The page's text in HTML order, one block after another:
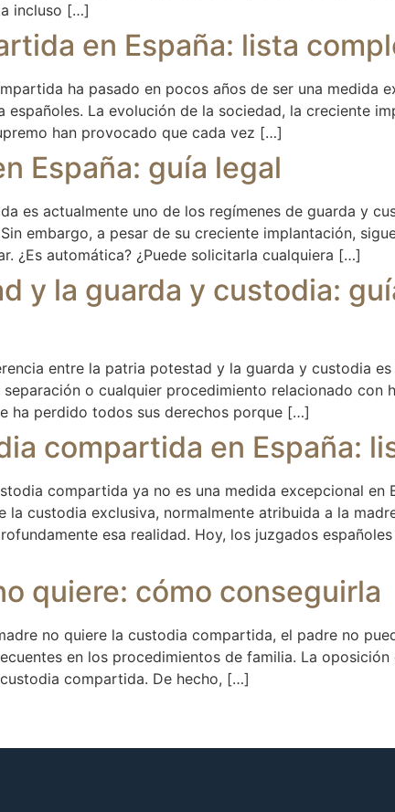
incluso […]
en España: lista
ha pasado en pocos años de ser una medida
La evolución de la sociedad, la creciente
han provocado que cada vez […]
España: guía legal
es actualmente uno de los regímenes de guarda y
embargo, a pesar de su creciente implantación,
¿Es automática? ¿Puede solicitarla cualquiera […]
y la guarda y custodia:
entre la patria potestad y la guarda y custodia
o cualquier procedimiento relacionado con
ha perdido todos sus derechos porque […]
compartida en España:
compartida ya no es una medida excepcional en
custodia exclusiva, normalmente atribuida a la
esa realidad. Hoy, los juzgados
quiere: cómo conseguirla
no quiere la custodia compartida, el padre no
en los procedimientos de familia. La
compartida. De hecho, […]